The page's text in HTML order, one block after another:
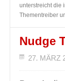
unterstreicht die
Thementreiber
Nudge
27. MÄRZ